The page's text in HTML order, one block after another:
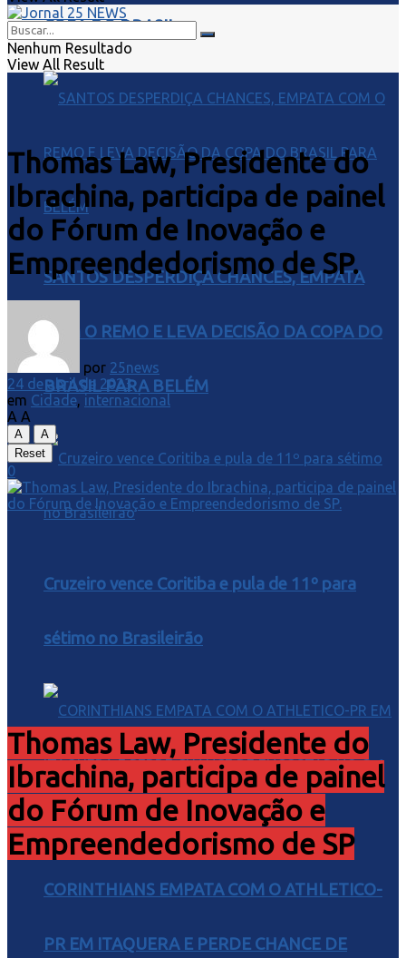
COPA DO BRASIL
SANTOS DESPERDIÇA CHANCES, EMPATA
COM O REMO E LEVA DECISÃO DA COPA DO
BRASIL PARA BELÉM
Cruzeiro vence Coritiba e pula de 11º para
sétimo no Brasileirão
CORINTHIANS EMPATA COM O ATHLETICO-
PR EM ITAQUERA E PERDE CHANCE DE
Nenhum Resultado
View All Result
Thomas Law, Presidente do
Ibrachina, participa de painel
do Fórum de Inovação e
Empreendedorismo de SP.
por 25news
24 de abril de 2023
em Cidade internacional
A A
A
A
Reset
0
Thomas Law, Presidente do
Ibrachina, participa de painel
do Fórum de Inovação e
Empreendedorismo de SP